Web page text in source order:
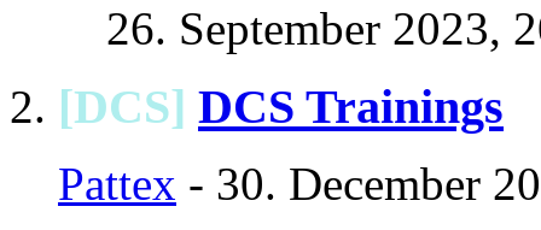
26. September 2023,
[DCS] DCS Trainings
Pattex - 30. December